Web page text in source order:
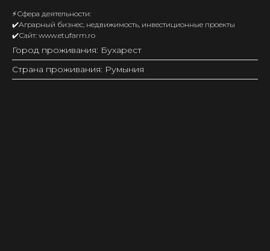
⚡️Сфера деятельности:
✔️Аграрный бизнес, недвижимость, инвестиционные проекты
✔️Сайт: www.etufarm.ro
Город проживания: Бухарест
Страна проживания: Румыния